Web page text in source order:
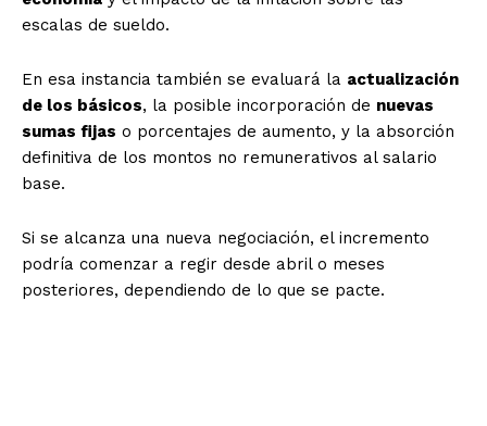
escalas de sueldo.
En esa instancia también se evaluará la actualización
de los básicos, la posible incorporación de nuevas
sumas fijas o porcentajes de aumento, y la absorción
definitiva de los montos no remunerativos al salario
base.
Si se alcanza una nueva negociación, el incremento
podría comenzar a regir desde abril o meses
posteriores, dependiendo de lo que se pacte.